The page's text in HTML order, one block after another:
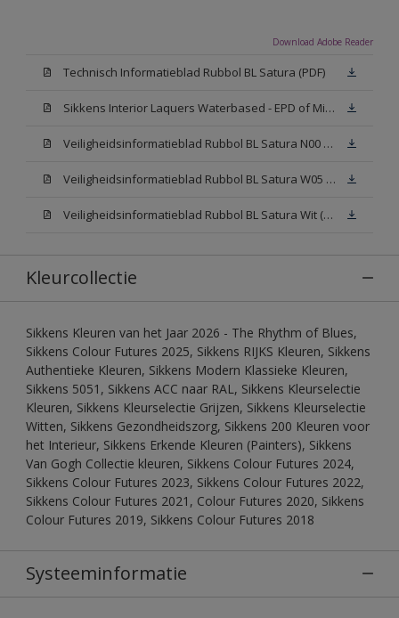
Download Adobe Reader
Technisch Informatieblad Rubbol BL Satura (PDF)
Sikkens Interior Laquers Waterbased - EPD of Milieuproductverklaring
Veiligheidsinformatieblad Rubbol BL Satura N00 (MSDS)
Veiligheidsinformatieblad Rubbol BL Satura W05 (MSDS)
Veiligheidsinformatieblad Rubbol BL Satura Wit (MSDS)
Kleurcollectie
Sikkens Kleuren van het Jaar 2026 - The Rhythm of Blues,
Sikkens Colour Futures 2025, Sikkens RIJKS Kleuren, Sikkens
Authentieke Kleuren, Sikkens Modern Klassieke Kleuren,
Sikkens 5051, Sikkens ACC naar RAL, Sikkens Kleurselectie
Kleuren, Sikkens Kleurselectie Grijzen, Sikkens Kleurselectie
Witten, Sikkens Gezondheidszorg, Sikkens 200 Kleuren voor
het Interieur, Sikkens Erkende Kleuren (Painters), Sikkens
Van Gogh Collectie kleuren, Sikkens Colour Futures 2024,
Sikkens Colour Futures 2023, Sikkens Colour Futures 2022,
Sikkens Colour Futures 2021, Colour Futures 2020, Sikkens
Colour Futures 2019, Sikkens Colour Futures 2018
Systeeminformatie